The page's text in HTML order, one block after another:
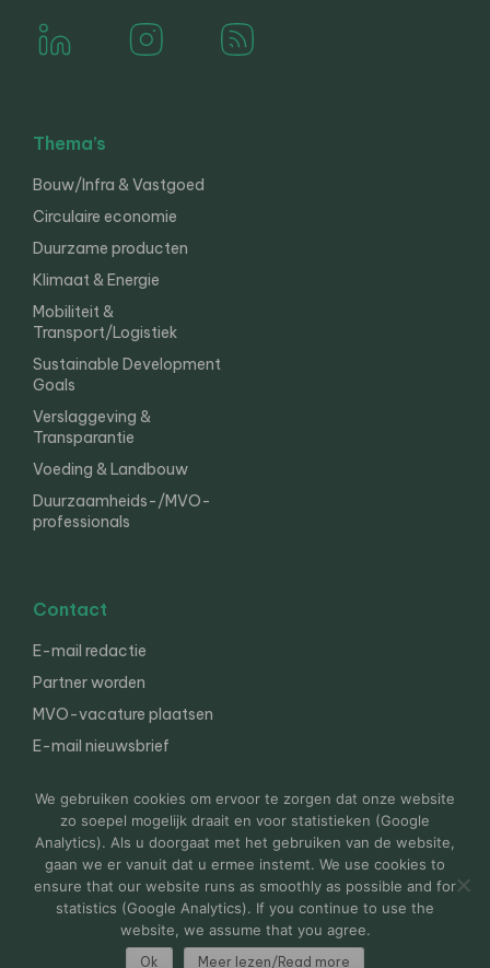
Thema’s
Bouw/Infra & Vastgoed
Circulaire economie
Duurzame producten
Klimaat & Energie
Mobiliteit &
Transport/Logistiek
Sustainable Development
Goals
Verslaggeving &
Transparantie
Voeding & Landbouw
Duurzaamheids-/MVO-
professionals
Contact
E-mail redactie
Partner worden
MVO-vacature plaatsen
E-mail nieuwsbrief
© 2000-2026 Van der Molen EIS Colofon
Disclaimer
Privacy
We gebruiken cookies om ervoor te zorgen dat onze website
zo soepel mogelijk draait en voor statistieken (Google
Analytics). Als u doorgaat met het gebruiken van de website,
gaan we er vanuit dat u ermee instemt. We use cookies to
ensure that our website runs as smoothly as possible and for
statistics (Google Analytics). If you continue to use the
website, we assume that you agree.
Ok Meer lezen/Read more